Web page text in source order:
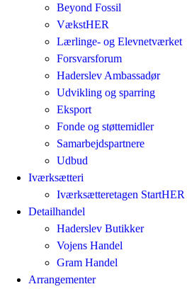
Beyond Fossil
VækstHER
Lærlinge- og Elevnetværket
Forsvarsforum
Haderslev Ambassadør
Udvikling og sparring
Eksport
Fonde og støttemidler
Samarbejdspartnere
Udbud
Iværksætteri
Iværksætteretagen StartHER
Detailhandel
Haderslev Butikker
Vojens Handel
Gram Handel
Arrangementer